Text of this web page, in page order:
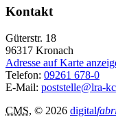
Kontakt
Güterstr. 18
96317 Kronach
Adresse auf Karte
Telefon: 09261 678-0
E-Mail: poststelle@lra-
CMS, © 2026 digital